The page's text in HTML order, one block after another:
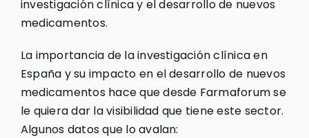
investigación clínica y el desarrollo de nuevos
medicamentos.
La importancia de la investigación clínica en
España y su impacto en el desarrollo de nuevos
medicamentos hace que desde Farmaforum se
le quiera dar la visibilidad que tiene este sector.
Algunos datos que lo avalan: